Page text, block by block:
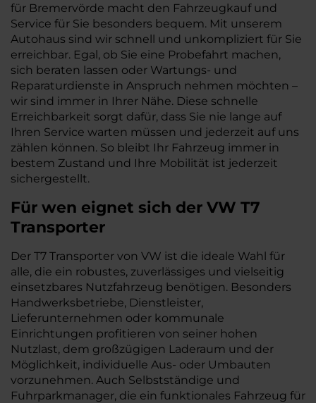
für Bremervörde macht den Fahrzeugkauf und
Service für Sie besonders bequem. Mit unserem
Autohaus sind wir schnell und unkompliziert für Sie
erreichbar. Egal, ob Sie eine Probefahrt machen,
sich beraten lassen oder Wartungs- und
Reparaturdienste in Anspruch nehmen möchten –
wir sind immer in Ihrer Nähe. Diese schnelle
Erreichbarkeit sorgt dafür, dass Sie nie lange auf
Ihren Service warten müssen und jederzeit auf uns
zählen können. So bleibt Ihr Fahrzeug immer in
bestem Zustand und Ihre Mobilität ist jederzeit
sichergestellt.
Für wen eignet sich der VW T7
Transporter
Der T7 Transporter von VW ist die ideale Wahl für
alle, die ein robustes, zuverlässiges und vielseitig
einsetzbares Nutzfahrzeug benötigen. Besonders
Handwerksbetriebe, Dienstleister,
Lieferunternehmen oder kommunale
Einrichtungen profitieren von seiner hohen
Nutzlast, dem großzügigen Laderaum und der
Möglichkeit, individuelle Aus- oder Umbauten
vorzunehmen. Auch Selbstständige und
Fuhrparkmanager, die ein funktionales Fahrzeug für